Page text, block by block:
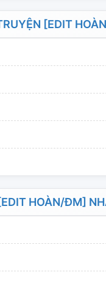
[EDIT
HOÀN/ĐM]